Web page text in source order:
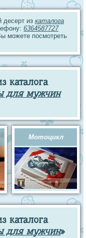
десерт из каталога
6364587727
можете посмотреть
каталога
для мужчин
Мотоцикл
каталога
для мужчин»